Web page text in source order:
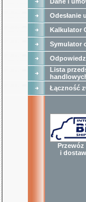
Odesłanie
Kalkulator
Symulator
Lista
Łączność
Przewóz
i